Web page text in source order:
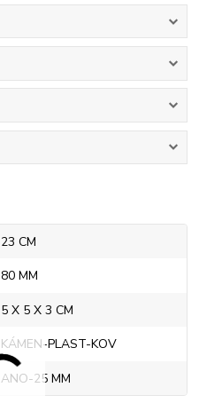
23 CM
80 MM
5 X 5 X 3 CM
KÁMEN-PLAST-KOV
ANO-25 MM